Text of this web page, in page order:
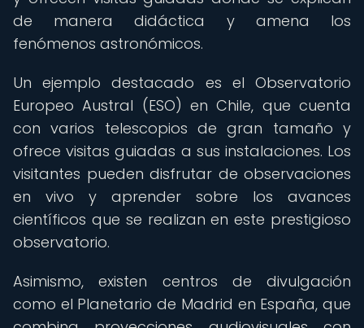
de manera didáctica y amena los
fenómenos astronómicos.
Un ejemplo destacado es el Observatorio
Europeo Austral (ESO) en Chile, que cuenta
con varios telescopios de gran tamaño y
ofrece visitas guiadas a sus instalaciones. Los
visitantes pueden disfrutar de observaciones
en vivo y aprender sobre los avances
científicos que se realizan en este prestigioso
observatorio.
Asimismo, existen centros de divulgación
como el Planetario de Madrid en España, que